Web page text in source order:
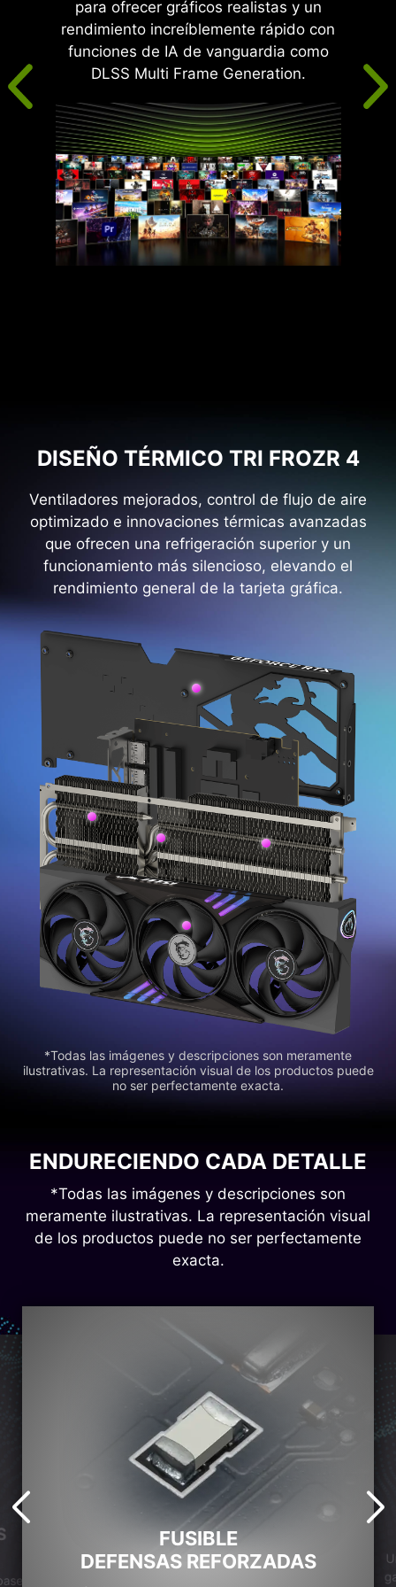
para ofrecer gráficos realistas y un
rendimiento increíblemente rápido con
funciones de IA de vanguardia como
DLSS Multi Frame Generation.
DISEÑO TÉRMICO TRI FROZR 4
Ventiladores mejorados, control de flujo de aire
optimizado e innovaciones térmicas avanzadas
que ofrecen una refrigeración superior y un
funcionamiento más silencioso, elevando el
rendimiento general de la tarjeta gráfica.
*Todas las imágenes y descripciones son meramente
ilustrativas. La representación visual de los productos puede
no ser perfectamente exacta.
ENDURECIENDO CADA DETALLE
*Todas las imágenes y descripciones son
meramente ilustrativas. La representación visual
de los productos puede no ser perfectamente
exacta.
FUSIBLE
DEFENSAS REFORZADAS